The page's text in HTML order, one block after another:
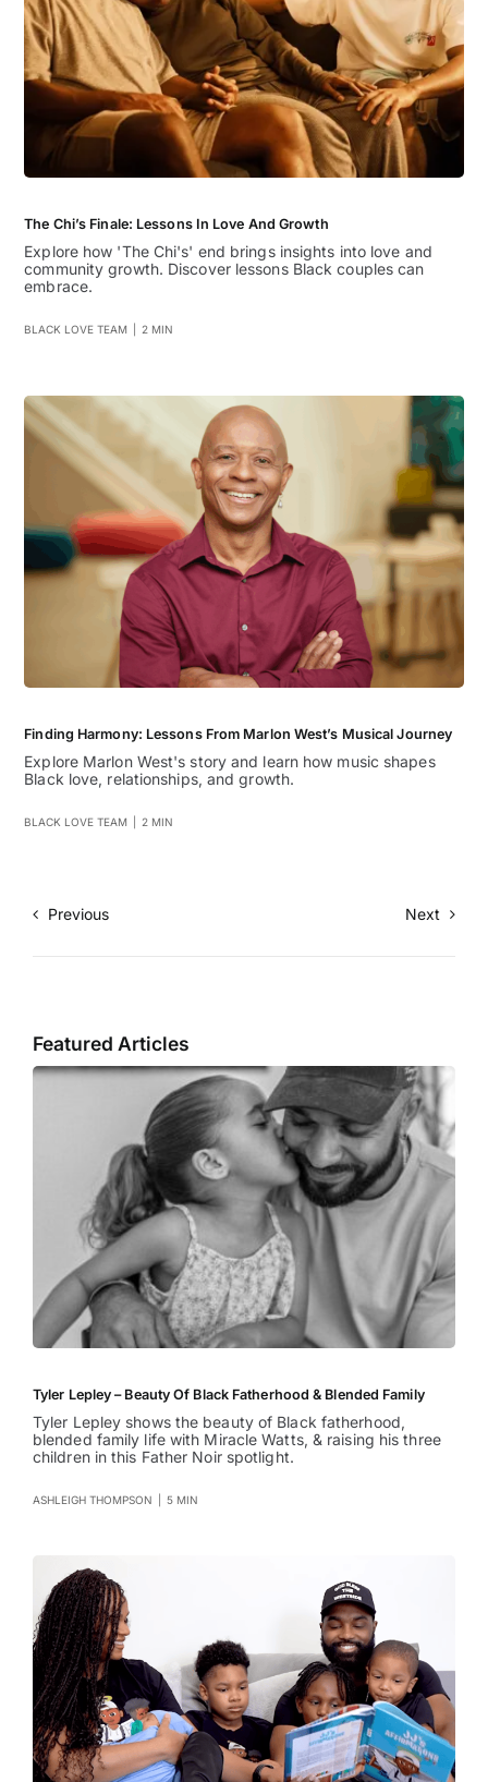
The Chi’s Finale: Lessons In Love And Growth
Explore how 'The Chi's' end brings insights into love and
community growth. Discover lessons Black couples can
embrace.
BLACK LOVE TEAM 2 MIN
Finding Harmony: Lessons From Marlon West’s Musical Journey
Explore Marlon West's story and learn how music shapes
Black love, relationships, and growth.
BLACK LOVE TEAM 2 MIN
Previous Next
Featured Articles
Tyler Lepley – Beauty Of Black Fatherhood & Blended Family
Tyler Lepley shows the beauty of Black fatherhood,
blended family life with Miracle Watts, & raising his three
children in this Father Noir spotlight.
ASHLEIGH THOMPSON 5 MIN